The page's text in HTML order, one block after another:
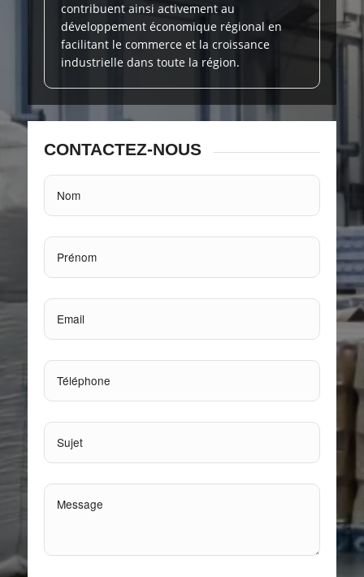
contribuent ainsi activement au
développement économique régional en
facilitant le commerce et la croissance
industrielle dans toute la région.
CONTACTEZ-NOUS